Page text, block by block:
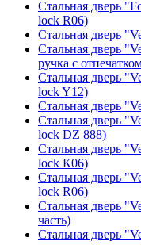
Стальная дверь
lock R06)
Стальная дверь
Стальная дверь
ручка с
Стальная дверь
lock Y12)
Стальная дверь
Стальная дверь
lock DZ 888)
Стальная дверь
lock К06)
Стальная дверь
lock R06)
Стальная дверь
часть)
Стальная дверь